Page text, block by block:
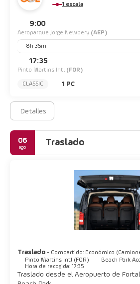
1 escala
9:00
Aeroparque Jorge Newbery (AEP)
8h 35m
17:35
Pinto Martins Intl (FOR)
CLASSIC 1 PC
Detalles
06
ago Traslado
Traslado - Compartido: Económico
Pinto Martins Intl (FOR)
Beach Park
Hora de recogida: 17:35
Traslado desde el Aeropuerto de